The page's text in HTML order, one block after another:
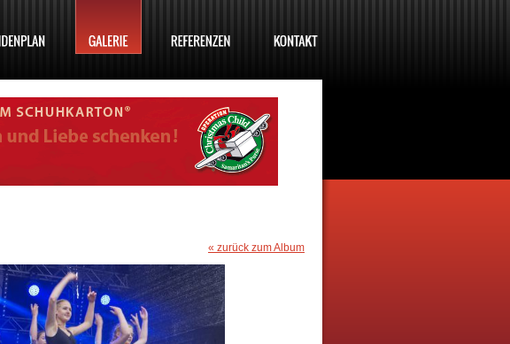
« zurück zum Album